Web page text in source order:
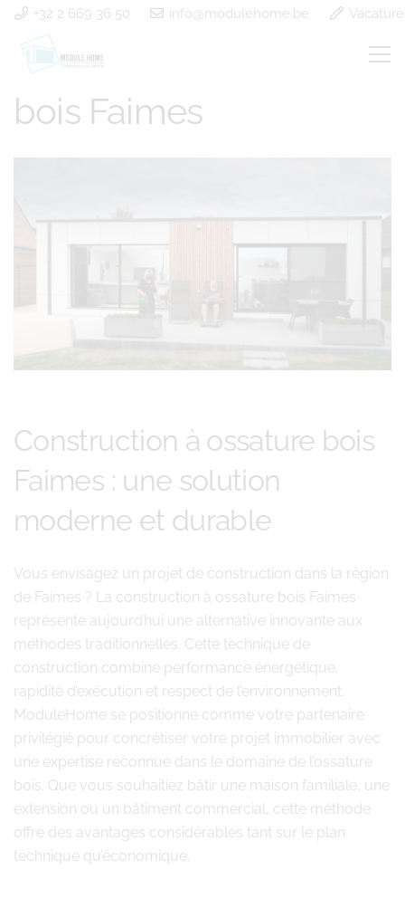
+32 2 669 36 50 info@modulehome.be
Construction à ossature
bois Faimes
Construction à ossature bois
Faimes : une solution
moderne et durable
Vous envisagez un projet de construction dans la région
de Faimes ? La construction à ossature bois Faimes
représente aujourd’hui une alternative innovante aux
méthodes traditionnelles. Cette technique de
construction combine performance énergétique,
rapidité d’exécution et respect de l’environnement.
ModuleHome se positionne comme votre partenaire
privilégié pour concrétiser votre projet immobilier avec
une expertise reconnue dans le domaine de l’ossature
bois. Que vous souhaitiez bâtir une maison familiale, une
extension ou un bâtiment commercial, cette méthode
offre des avantages considérables tant sur le plan
technique qu’économique.